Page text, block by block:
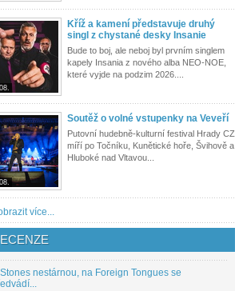
Kříž a kamení představuje druhý
singl z chystané desky Insanie
Bude to boj, ale neboj byl prvním singlem
kapely Insania z nového alba NEO-NOE,
které vyjde na podzim 2026....
Soutěž o volné vstupenky na Veveří
Putovní hudebně-kulturní festival Hrady CZ
míří po Točníku, Kunětické hoře, Švihově a
Hluboké nad Vltavou...
více...
Stones nestárnou, na Foreign Tongues se